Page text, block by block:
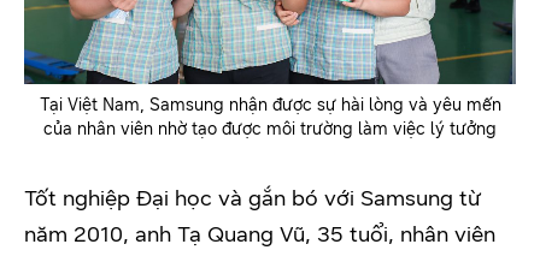
Tại Việt Nam, Samsung nhận được sự hài lòng và yêu mến
của nhân viên nhờ tạo được môi trường làm việc lý tưởng
Tốt nghiệp Đại học và gắn bó với Samsung từ
năm 2010, anh Tạ Quang Vũ, 35 tuổi, nhân viên